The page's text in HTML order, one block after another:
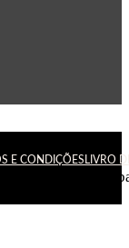
E CONDIÇÕES LIVRO